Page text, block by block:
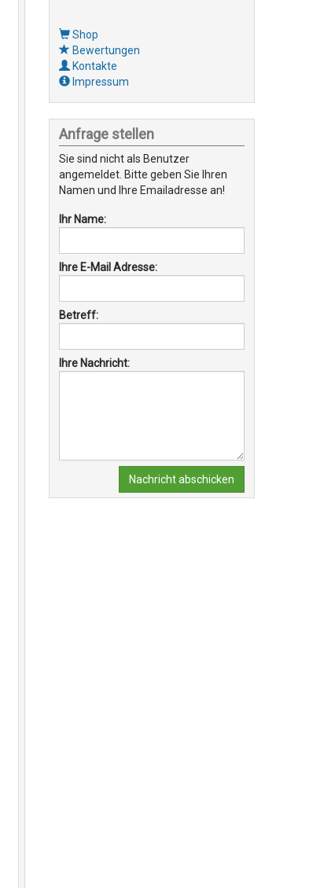
Shop
Bewertungen
Kontakte
Impressum
Anfrage stellen
Sie sind nicht als Benutzer
angemeldet. Bitte geben Sie Ihren
Namen und Ihre Emailadresse an!
Ihr Name:
Ihre E-Mail Adresse:
Betreff:
Ihre Nachricht:
Nachricht abschicken